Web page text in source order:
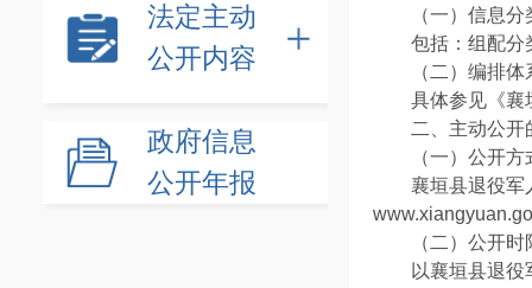
法定主动
公开内容
政府信息
公开年报
（一）信息
包括：组配
（二）编排
具体参见《
二、主动公
（一）公开
襄垣县退役军
（二）公开
以襄垣县退